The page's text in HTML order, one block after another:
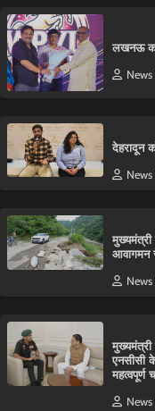
लखनऊ
News
देहरादून
News
मुख्यमंत्री
आवागमन
News
एनसीसी
महत्वपूर्ण
News